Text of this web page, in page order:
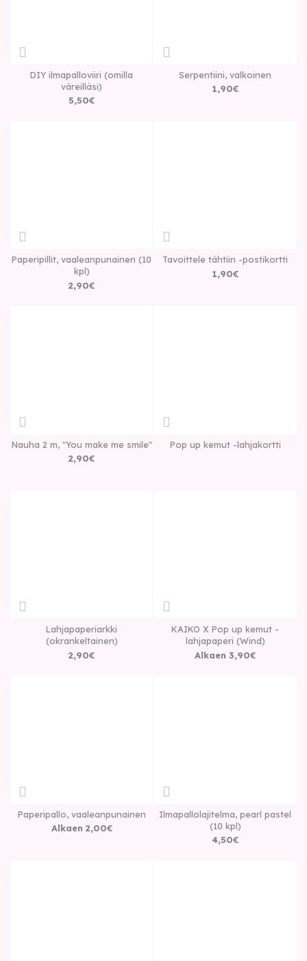
DIY ilmapalloviiri (omilla
väreilläsi)
5,50€
Serpentiini, valkoinen
1,90€
Paperipillit, vaaleanpunainen (10
kpl)
2,90€
Tavoittele tähtiin -postikortti
1,90€
Nauha 2 m, "You make me smile"
2,90€
Pop up kemut -lahjakortti
Lahjapaperiarkki
(okrankeltainen)
2,90€
KAIKO X Pop up kemut -
lahjapaperi (Wind)
Alkaen 3,90€
Paperipallo, vaaleanpunainen
Alkaen 2,00€
Ilmapallolajitelma, pearl pastel
(10 kpl)
4,50€